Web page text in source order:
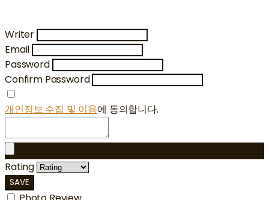
Writer
Email
Password
Confirm Password
개인정보 수집 및 이용에 동의합니다.
Rating
SAVE